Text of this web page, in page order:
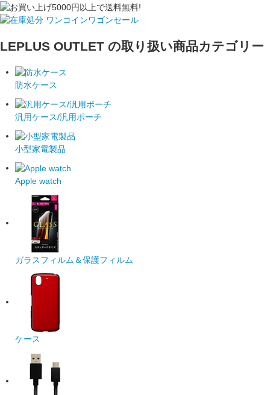
LEPLUS OUTLET の取り扱い商品カテゴリー
防水ケース
汎用ケース/汎用ポーチ
小型家電製品
Apple watch
ガラスフィルム＆保護フィルム
ケース